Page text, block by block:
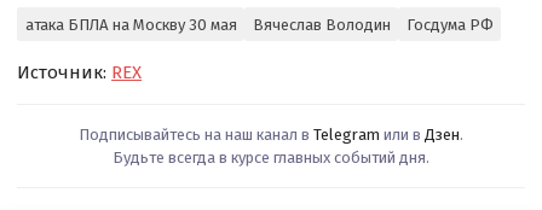
атака БПЛА на Москву 30 мая Вячеслав Володин Госдума РФ
Источник: REX
Подписывайтесь на наш канал в Telegram или в Дзен.
Будьте всегда в курсе главных событий дня.